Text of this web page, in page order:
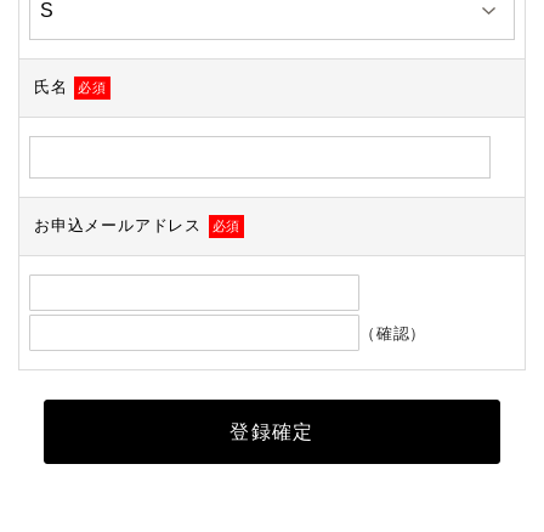
氏名 必須
お申込メールアドレス 必須
（確認）